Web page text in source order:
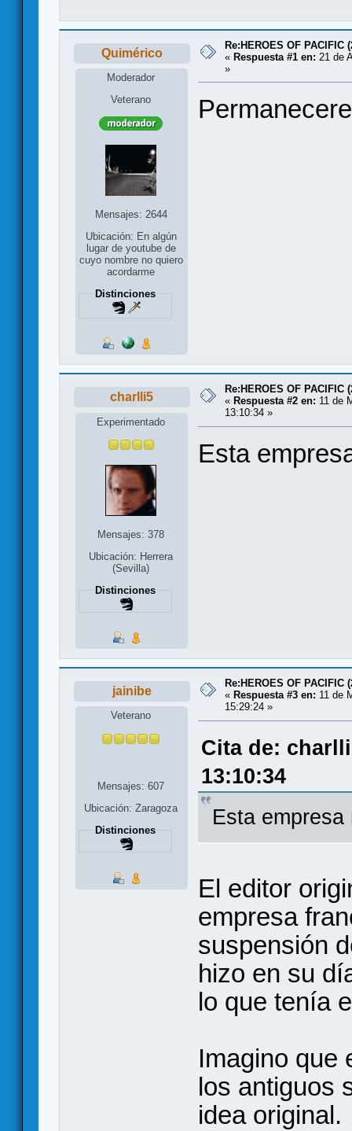
Quimérico
Moderador
Veterano
Mensajes: 2644
Ubicación: En algún
lugar de youtube de
cuyo nombre no quiero
acordarme
Distinciones
Re:HEROES OF PACIFIC
« Respuesta #1 en: 21 de
»
charlli5
Experimentado
Mensajes: 378
Ubicación: Herrera
(Sevilla)
Distinciones
Re:HEROES OF PACIFIC
« Respuesta #2 en: 11 de
13:10:34 »
Esta
jainibe
Veterano
Mensajes: 607
Ubicación: Zaragoza
Distinciones
Re:HEROES OF PACIFIC
« Respuesta #3 en: 11 de
15:29:24 »
Cita de:
13:10:34
Esta
El editor
empresa
suspensión
hizo en su
lo que tenía
Imagino que
los antiguos
idea original.